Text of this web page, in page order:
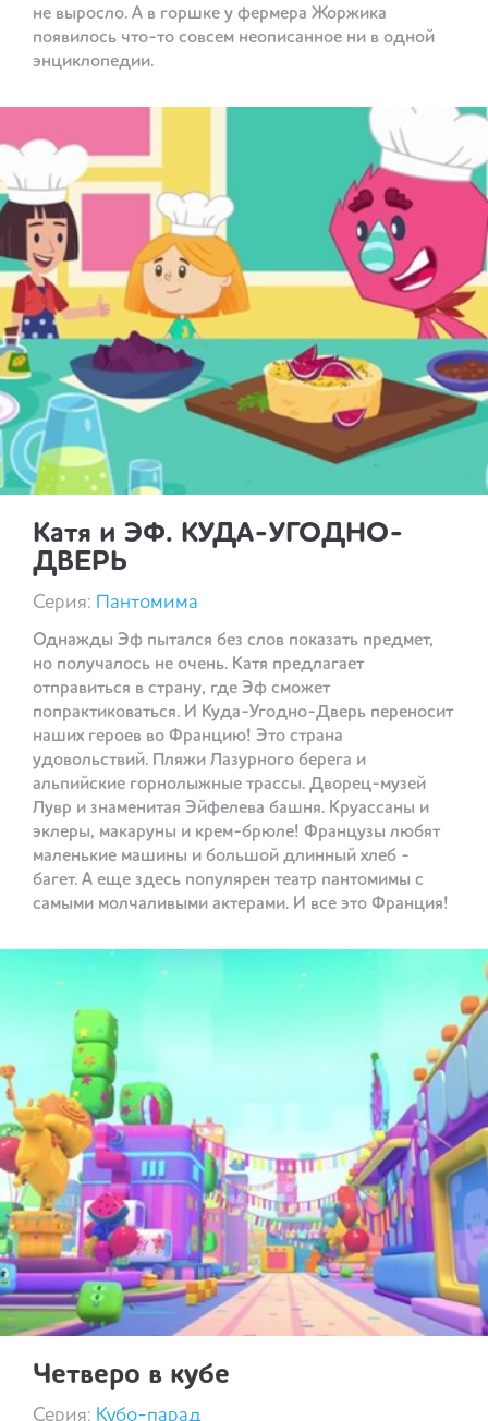
не выросло. А в горшке у фермера Жоржика
появилось что-то совсем неописанное ни в одной
энциклопедии.
Катя и ЭФ. КУДА-УГОДНО-
ДВЕРЬ
Серия: Пантомима
Однажды Эф пытался без слов показать предмет,
но получалось не очень. Катя предлагает
отправиться в страну, где Эф сможет
попрактиковаться. И Куда-Угодно-Дверь переносит
наших героев во Францию! Это страна
удовольствий. Пляжи Лазурного берега и
альпийские горнолыжные трассы. Дворец-музей
Лувр и знаменитая Эйфелева башня. Круассаны и
эклеры, макаруны и крем-брюле! Французы любят
маленькие машины и большой длинный хлеб -
багет. А еще здесь популярен театр пантомимы с
самыми молчаливыми актерами. И все это Франция!
Четверо в кубе
Серия: Кубо-парад